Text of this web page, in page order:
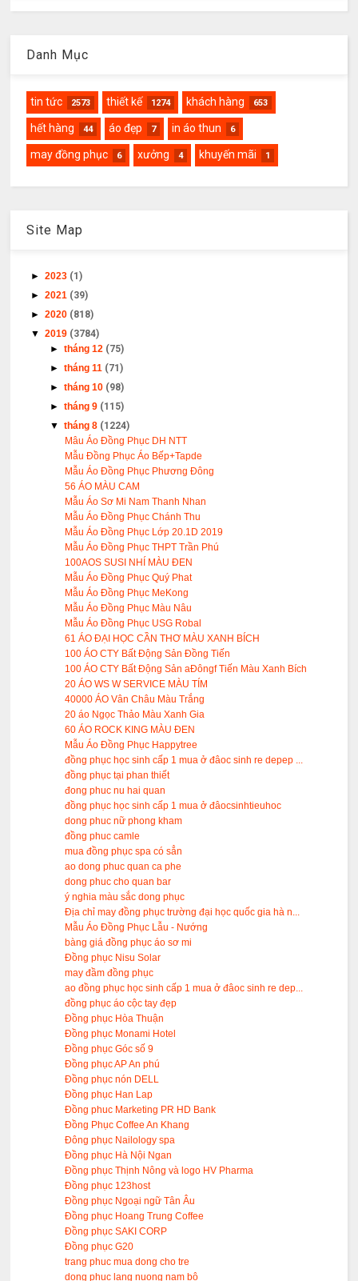
Danh Mục
tin tức 2573 thiết kế 1274 khách hàng 653
hết hàng 44 áo đẹp 7 in áo thun 6
may đồng phục 6 xưởng 4 khuyến mãi 1
Site Map
►2023 (1)
►2021 (39)
►2020 (818)
▼2019 (3784)
►tháng 12 (75)
►tháng 11 (71)
►tháng 10 (98)
►tháng 9 (115)
▼tháng 8 (1224)
Mâu Áo Đồng Phục DH NTT
Mẫu Đồng Phục Áo Bếp+Tapde
Mẫu Áo Đồng Phục Phương Đông
56 ÁO MÀU CAM
Mẫu Áo Sơ Mi Nam Thanh Nhan
Mẫu Áo Đồng Phục Chánh Thu
Mẫu Áo Đồng Phục Lớp 20.1D 2019
Mẫu Áo Đồng Phục THPT Trần Phú
100AOS SUSI NHÍ MÀU ĐEN
Mẫu Áo Đồng Phục Quý Phat
Mẫu Áo Đồng Phục MeKong
Mẫu Áo Đồng Phục Màu Nâu
Mẫu Áo Đồng Phục USG Robal
61 ÁO ĐẠI HỌC CẦN THƠ MÀU XANH BÍCH
100 ÁO CTY Bất Động Sản Đồng Tiến
100 ÁO CTY Bất Động Sản aĐôngf Tiến Màu Xanh Bích
20 ÁO WS W SERVICE MÀU TÍM
40000 ÁO Vân Châu Màu Trắng
20 áo Ngọc Thảo Màu Xanh Gia
60 ÁO ROCK KING MÀU ĐEN
Mẫu Áo Đồng Phục Happytree
đồng phục học sinh cấp 1 mua ở đâoc sinh re depep ...
đồng phục tại phan thiết
đong phuc nu hai quan
đồng phục học sinh cấp 1 mua ở đâocsinhtieuhoc
dong phuc nữ phong kham
đồng phuc camle
mua đồng phục spa có sẳn
ao dong phuc quan ca phe
dong phuc cho quan bar
ý nghia màu sắc dong phục
Địa chỉ may đồng phục trường đại học quốc gia hà n...
Mẫu Áo Đồng Phục Lẫu - Nướng
bàng giá đồng phục áo sơ mi
Đồng phục Nisu Solar
may đầm đồng phục
ao đồng phục học sinh cấp 1 mua ở đâoc sinh re dep...
đồng phục áo cộc tay đẹp
Đồng phục Hòa Thuận
Đồng phục Monami Hotel
Đồng phục Góc số 9
Đồng phục AP An phú
Đồng phục nón DELL
Đồng phục Han Lap
Đồng phuc Marketing PR HD Bank
Đồng Phục Coffee An Khang
Đông phục Nailology spa
Đồng phục Hà Nội Ngan
Đồng phục Thịnh Nông và logo HV Pharma
Đồng phục 123host
Đồng phục Ngoại ngữ Tân Âu
Đồng phục Hoang Trung Coffee
Đồng phục SAKI CORP
Đồng phục G20
trang phuc mua dong cho tre
dong phuc lang nuong nam bô